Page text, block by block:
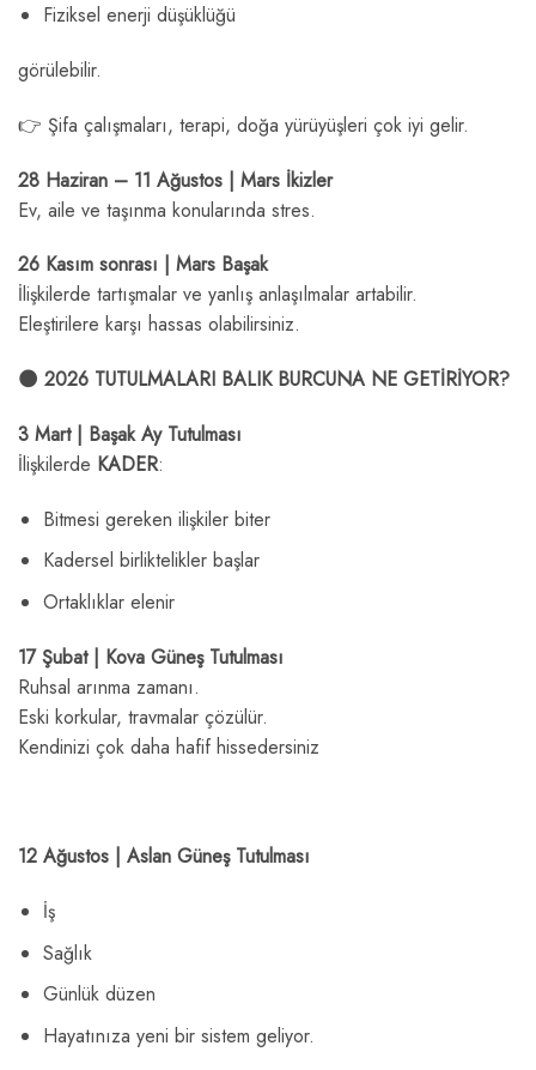
Fiziksel enerji düşüklüğü
görülebilir.
👉 Şifa çalışmaları, terapi, doğa yürüyüşleri çok iyi gelir.
28 Haziran – 11 Ağustos | Mars İkizler
Ev, aile ve taşınma konularında stres.
26 Kasım sonrası | Mars Başak
İlişkilerde tartışmalar ve yanlış anlaşılmalar artabilir.
Eleştirilere karşı hassas olabilirsiniz.
🌑 2026 TUTULMALARI BALIK BURCUNA NE GETİRİYOR?
3 Mart | Başak Ay Tutulması
İlişkilerde KADER:
Bitmesi gereken ilişkiler biter
Kadersel birliktelikler başlar
Ortaklıklar elenir
17 Şubat | Kova Güneş Tutulması
Ruhsal arınma zamanı.
Eski korkular, travmalar çözülür.
Kendinizi çok daha hafif hissedersiniz
12 Ağustos | Aslan Güneş Tutulması
İş
Sağlık
Günlük düzen
Hayatınıza yeni bir sistem geliyor.